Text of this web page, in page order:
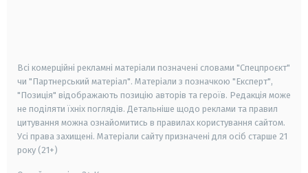
Всі комерційні рекламні матеріали позначені словами "Спецпроєкт"
чи "Партнерський матеріал". Матеріали з позначкою "Експерт",
"Позиція" відображають позицію авторів та героїв. Редакція може
не поділяти їхніх поглядів. Детальніше щодо реклами та правил
цитування можна ознайомитись в правилах користування сайтом.
Усі права захищені. Матеріали сайту призначені для осіб старше 21
року (21+)